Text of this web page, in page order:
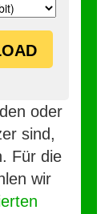
oder
sind,
Für die
wir